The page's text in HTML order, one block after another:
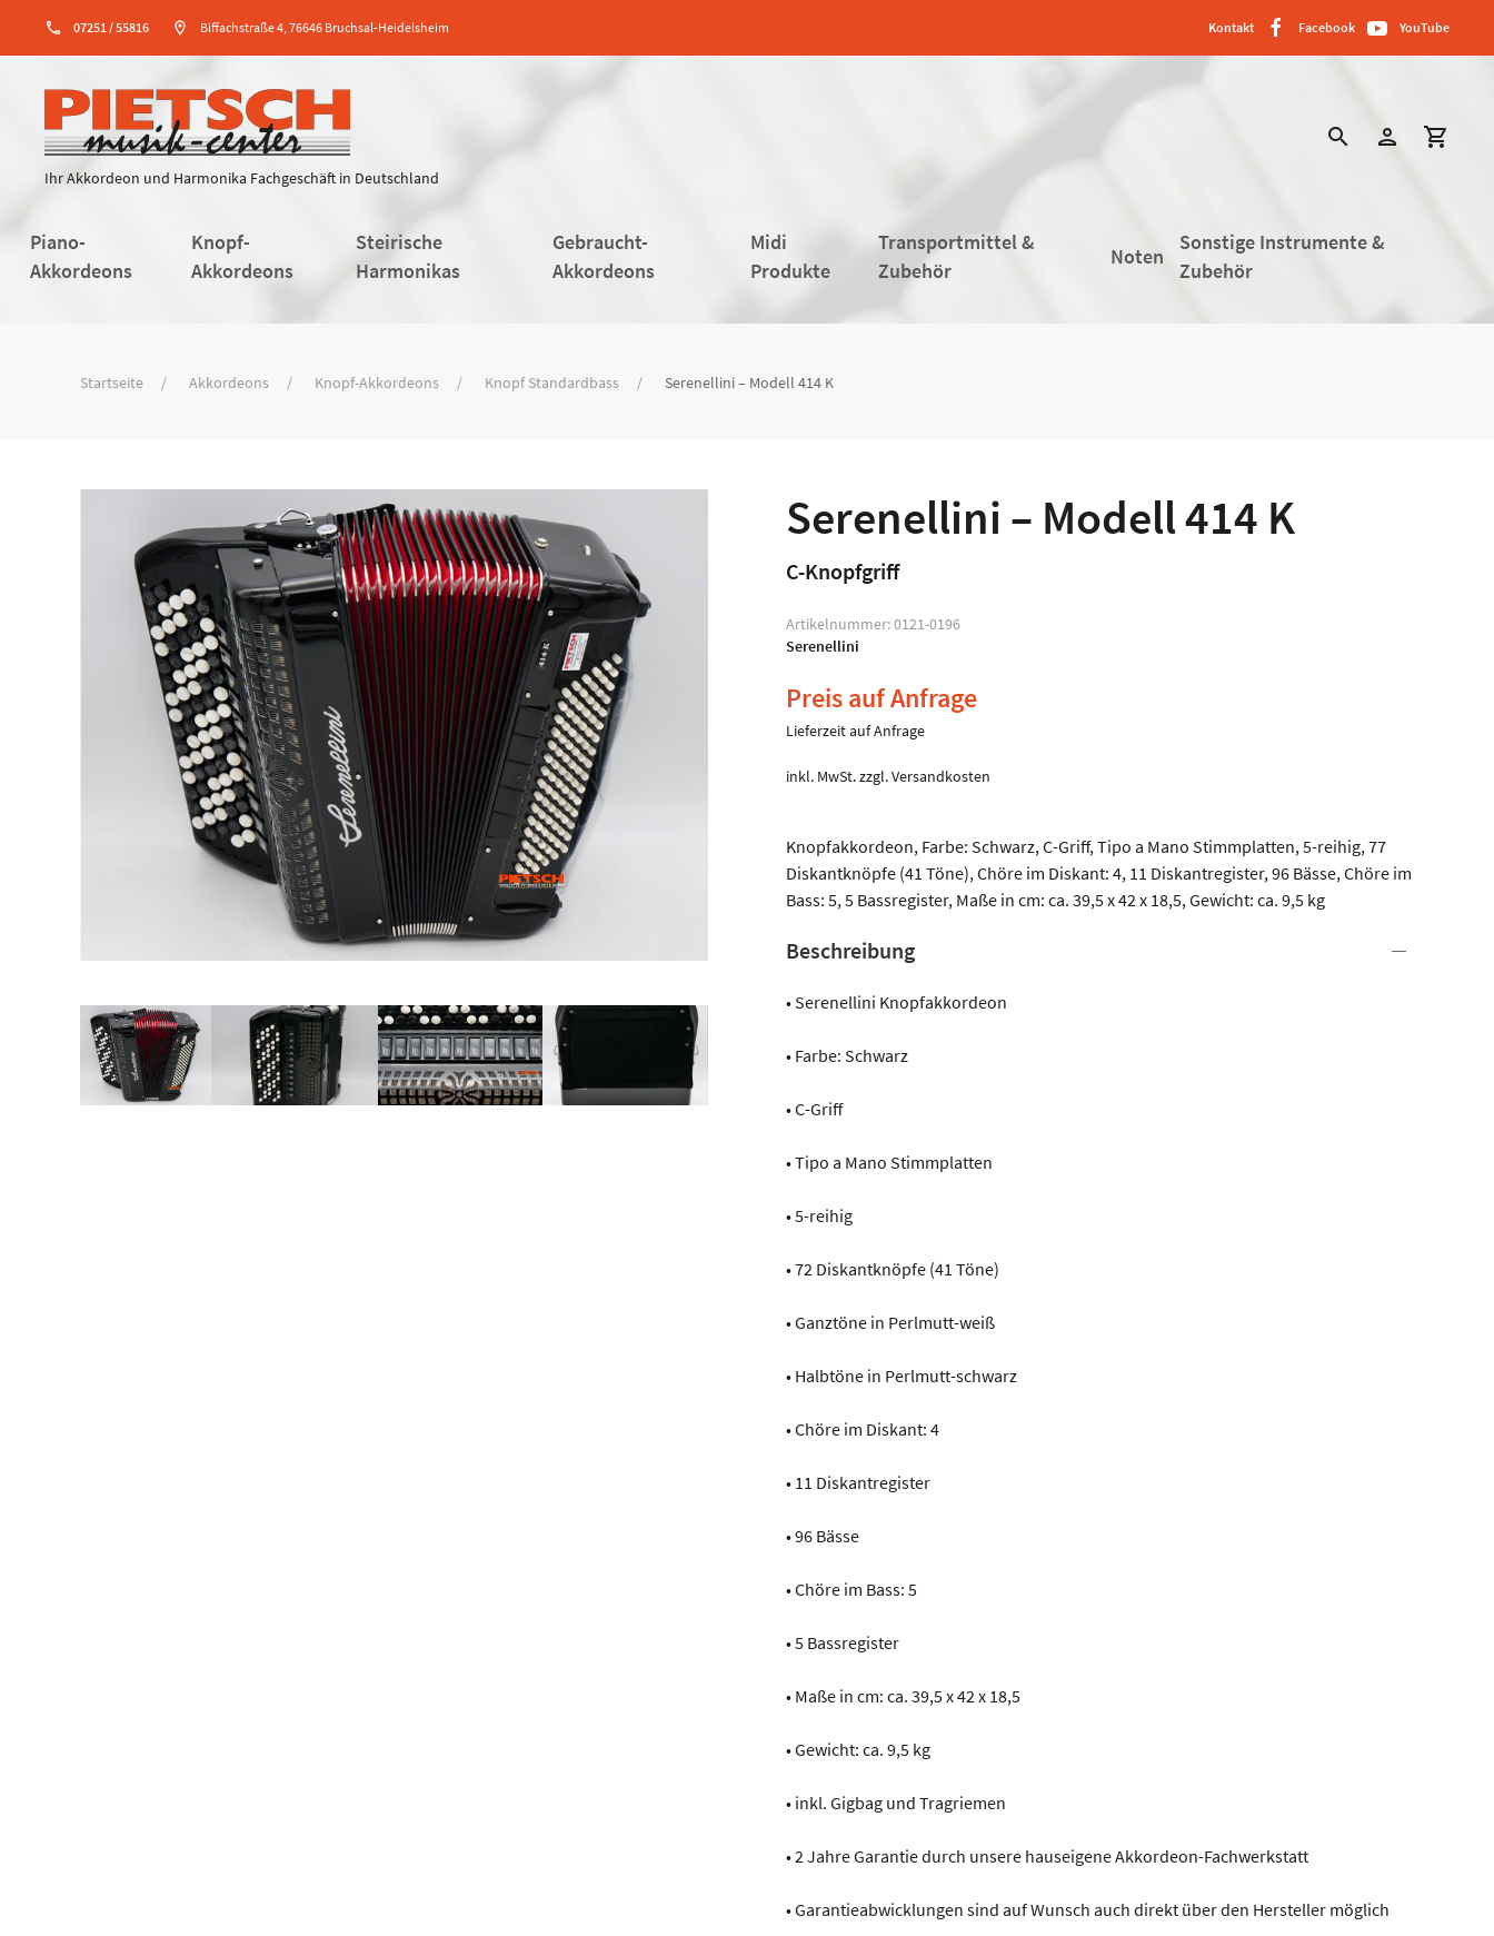
phone 07251 / 55816 location_on Biffachstraße 4, 76646 Bruchsal-Heidelsheim Kontakt Facebook YouTube
Ihr Akkordeon und Harmonika Fachgeschäft in Deutschland
search person shopping_cart
Piano-
Akkordeons
Knopf-
Akkordeons
Steirische
Harmonikas
Gebraucht-
Akkordeons
Midi
Produkte
Transportmittel &
Zubehör
Noten
Sonstige Instrumente &
Zubehör
Startseite Akkordeons Knopf-Akkordeons Knopf Standardbass Serenellini – Modell 414 K
Serenellini – Modell 414 K
C-Knopfgriff
Artikelnummer:0121-0196
Serenellini
Preis auf Anfrage
Lieferzeit auf Anfrage
inkl. MwSt.zzgl.Versandkosten
Knopfakkordeon, Farbe: Schwarz, C-Griff, Tipo a Mano Stimmplatten, 5-reihig, 77
Diskantknöpfe (41 Töne), Chöre im Diskant: 4, 11 Diskantregister, 96 Bässe, Chöre im
Bass: 5, 5 Bassregister, Maße in cm: ca. 39,5 x 42 x 18,5, Gewicht: ca. 9,5 kg
Beschreibung
• Serenellini Knopfakkordeon
• Farbe: Schwarz
• C-Griff
• Tipo a Mano Stimmplatten
• 5-reihig
• 72 Diskantknöpfe (41 Töne)
• Ganztöne in Perlmutt-weiß
• Halbtöne in Perlmutt-schwarz
• Chöre im Diskant: 4
• 11 Diskantregister
• 96 Bässe
• Chöre im Bass: 5
• 5 Bassregister
• Maße in cm: ca. 39,5 x 42 x 18,5
• Gewicht: ca. 9,5 kg
• inkl. Gigbag und Tragriemen
• 2 Jahre Garantie durch unsere hauseigene Akkordeon-Fachwerkstatt
• Garantieabwicklungen sind auf Wunsch auch direkt über den Hersteller möglich